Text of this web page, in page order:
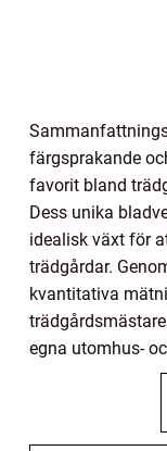
färgsprakande
favorit bland
Dess unika
idealisk växt för
trädgårdar.
kvantitativa
egna utomhus-